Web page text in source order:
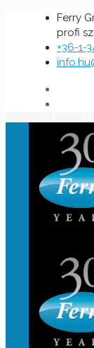
Ferry
profi
+36-1-